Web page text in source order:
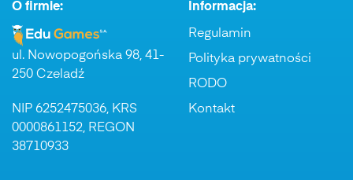
O firmie:
ul. Nowopogońska 98, 41-
250 Czeladź
NIP 6252475036, KRS
0000861152, REGON
38710933
Informacja:
Regulamin
Polityka prywatności
RODO
Kontakt